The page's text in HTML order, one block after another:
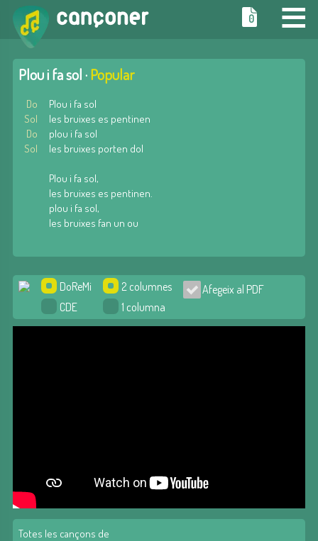
≡
0
Plou i fa sol ·Popular
Do
Sol
Do
Sol
Plou i fa sol
les bruixes es pentinen
plou i fa sol
les bruixes porten dol
Plou i fa sol,
les bruixes es pentinen.
plou i fa sol,
les bruixes fan un ou
DoReMi
CDE
2 columnes
1 columna
Afegeix al PDF
Totes les cançons de